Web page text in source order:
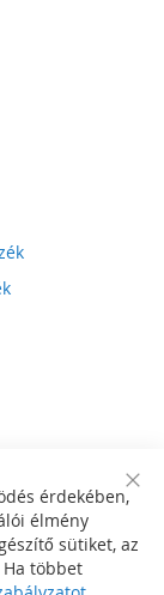
Bar
érdekében,
élmény
sütiket, az
többet